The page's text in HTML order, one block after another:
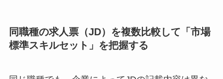
同職種の求人票（JD）を複数比較して「市場
標準スキルセット」を把握する